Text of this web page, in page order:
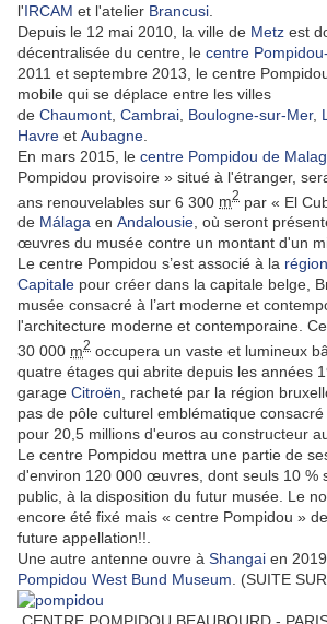
l'IRCAM et l'atelier Brancusi
Depuis le 12 mai 2010, la ville de Metz est
décentralisée du centre, le centre
2011 et septembre 2013, le centre
mobile qui se déplace entre les villes
de Chaumont Cambrai Boulogne-sur-Mer,
Havre et Aubagne
En mars 2015, le centre Pompidou de
Pompidou provisoire » situé à l'étranger,
ans renouvelables sur 6 300 m2 par « El
de Málaga en Andalousie , où seront
œuvres du musée contre un montant d'un
Le centre Pompidou s’est associé à la
Capitale pour créer dans la capitale belge,
musée consacré à l’art moderne et
l'architecture moderne et contemporaine.
30 000 m2 occupera un vaste et lumineux
quatre étages qui abrite depuis les années
garage Citroën , racheté par la région
pas de pôle culturel emblématique consacré
pour 20,5 millions d'euros au constructeur
Le centre Pompidou mettra une partie de
d'environ 120 000 œuvres, dont seuls 10 %
public, à la disposition du futur musée. Le
encore été fixé mais « centre Pompidou »
future appellation!!.
Une autre antenne ouvre à Shangai en
Pompidou West Bund Museum . (SUITE